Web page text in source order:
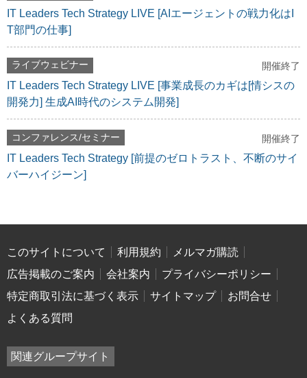
IT Leaders Tech Strategy LIVE [AIエージェントの戦力化はI
T部門の仕事]
ライブウェビナー 開催終了
IT Leaders Tech Strategy LIVE [事業成長のカギは[情シスの
開発力] 生成AI時代のシステム開発]
コンファレンス/セミナー 開催終了
IT Leaders Tech Strategy [前提のゼロトラスト、不断のサイ
バーハイジーン]
このサイトについて 利用規約
メルマガ購読
広告掲載のご案内
会社案内
プライバシーポリシー
特定商取引法に基づく表示
サイトマップ
お問合せ
よくある質問
関連グループサイト